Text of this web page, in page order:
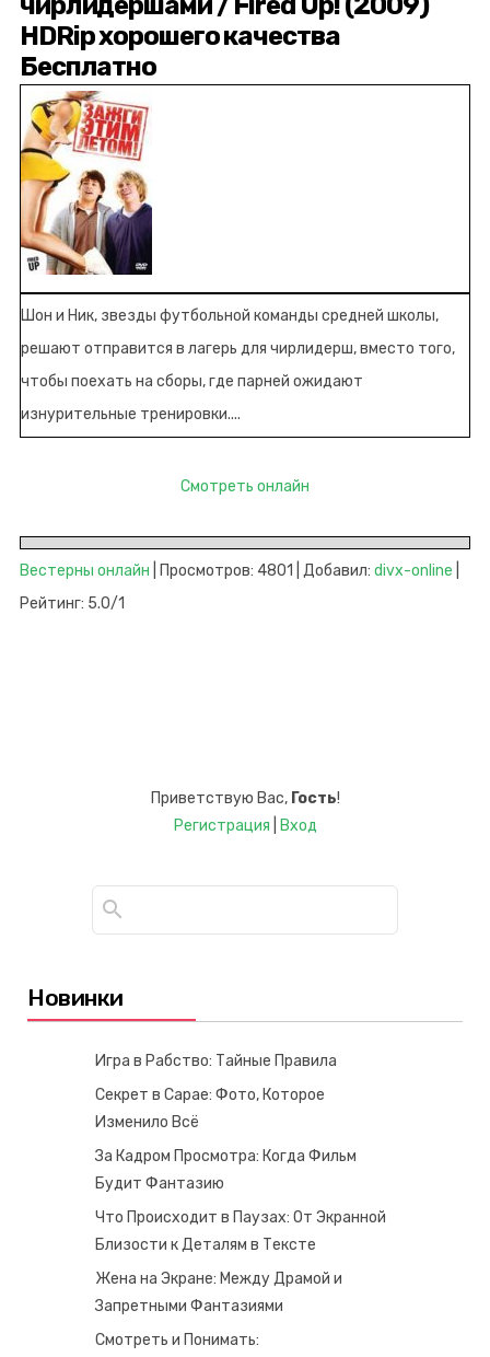
HDRip хорошего качества
Бесплатно
Шон и Ник, звезды футбольной команды средней школы,
решают отправится в лагерь для чирлидерш, вместо того,
чтобы поехать на сборы, где парней ожидают
изнурительные тренировки....
Смотреть онлайн
Вестерны онлайн | Просмотров: 4801 | Добавил: divx-online
Рейтинг: 5.0/1
Приветствую Вас, Гость!
Регистрация
Вход
Новинки
Игра в Рабство: Тайные Правила
Секрет в Сарае: Фото, Которое
Изменило Всё
За Кадром Просмотра: Когда Фильм
Будит Фантазию
Что Происходит в Паузах: От Экранной
Близости к Деталям в Тексте
Жена на Экране: Между Драмой и
Запретными Фантазиями
Смотреть и Понимать: